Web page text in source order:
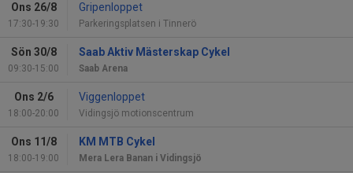
Ons 26/8
17:30-19:30
Gripenloppet
Parkeringsplatsen i Tinnerö
Sön 30/8
09:30-15:00
Saab Aktiv Mästerskap Cykel
Saab Arena
Ons 2/6
18:00-20:00
Viggenloppet
Vidingsjö motionscentrum
Ons 11/8
18:00-19:00
KM MTB Cykel
Mera Lera Banan i Vidingsjö